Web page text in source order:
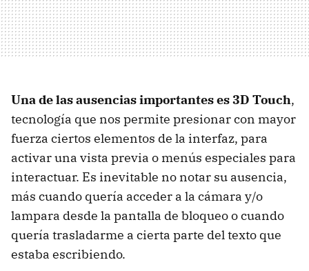
Una de las ausencias importantes es 3D Touch,
tecnología que nos permite presionar con mayor
fuerza ciertos elementos de la interfaz, para
activar una vista previa o menús especiales para
interactuar. Es inevitable no notar su ausencia,
más cuando quería acceder a la cámara y/o
lampara desde la pantalla de bloqueo o cuando
quería trasladarme a cierta parte del texto que
estaba escribiendo.